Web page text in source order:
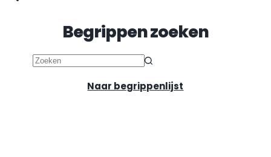
Begrippen zoeken
Naar begrippenlijst